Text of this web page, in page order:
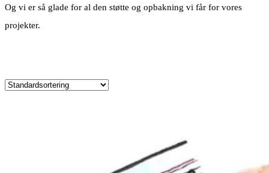
Og vi er så glade for al den støtte og opbakning vi får for vores
projekter.